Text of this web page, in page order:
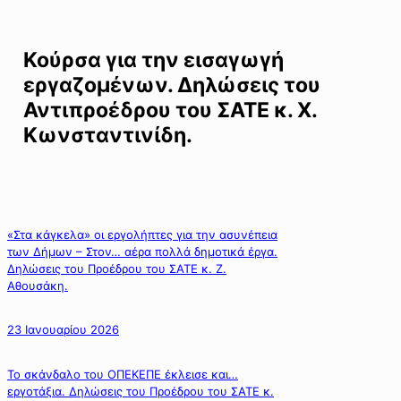
Κούρσα για την εισαγωγή
εργαζομένων. Δηλώσεις του
Αντιπροέδρου του ΣΑΤΕ κ. Χ.
Κωνσταντινίδη.
«Στα κάγκελα» οι εργολήπτες για την ασυνέπεια
των Δήμων – Στον… αέρα πολλά δημοτικά έργα.
Δηλώσεις του Προέδρου του ΣΑΤΕ κ. Ζ.
Αθουσάκη.
23 Ιανουαρίου 2026
Το σκάνδαλο του ΟΠΕΚΕΠΕ έκλεισε και…
εργοτάξια. Δηλώσεις του Προέδρου του ΣΑΤΕ κ.